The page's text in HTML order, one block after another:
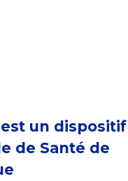
un dispositif
de Santé de